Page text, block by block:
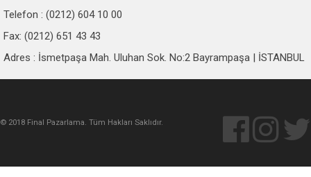
Telefon : (0212) 604 10 00
Fax: (0212) 651 43 43
Adres : İsmetpaşa Mah. Uluhan Sok. No:2 Bayrampaşa | İSTANBUL
© 2018 Final Pazarlama. Tüm Hakları Saklıdır.